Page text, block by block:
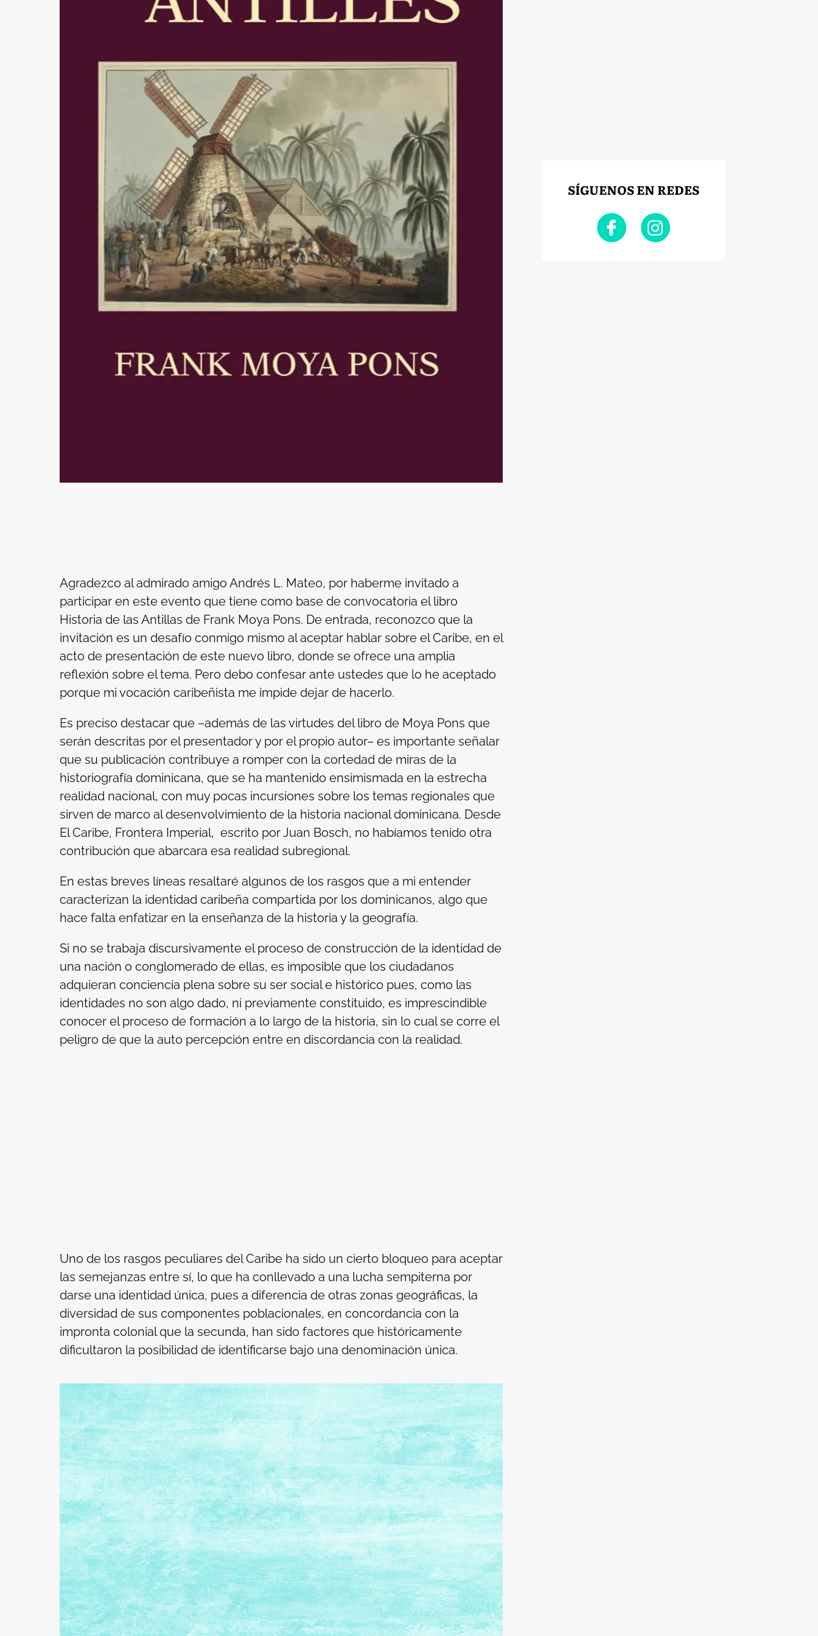
Agradezco al admirado amigo Andrés L. Mateo, por haberme invitado a
participar en este evento que tiene como base de convocatoria el libro
Historia de las Antillas de Frank Moya Pons. De entrada, reconozco que la
invitación es un desafío conmigo mismo al aceptar hablar sobre el Caribe, en el
acto de presentación de este nuevo libro, donde se ofrece una amplia
reflexión sobre el tema. Pero debo confesar ante ustedes que lo he aceptado
porque mi vocación caribeñista me impide dejar de hacerlo.
Es preciso destacar que –además de las virtudes del libro de Moya Pons que
serán descritas por el presentador y por el propio autor– es importante señalar
que su publicación contribuye a romper con la cortedad de miras de la
historiografía dominicana, que se ha mantenido ensimismada en la estrecha
realidad nacional, con muy pocas incursiones sobre los temas regionales que
sirven de marco al desenvolvimiento de la historia nacional dominicana. Desde
El Caribe, Frontera Imperial, escrito por Juan Bosch, no habíamos tenido otra
contribución que abarcara esa realidad subregional.
En estas breves líneas resaltaré algunos de los rasgos que a mi entender
caracterizan la identidad caribeña compartida por los dominicanos, algo que
hace falta enfatizar en la enseñanza de la historia y la geografía.
Si no se trabaja discursivamente el proceso de construcción de la identidad de
una nación o conglomerado de ellas, es imposible que los ciudadanos
adquieran conciencia plena sobre su ser social e histórico pues, como las
identidades no son algo dado, ni previamente constituido, es imprescindible
conocer el proceso de formación a lo largo de la historia, sin lo cual se corre el
peligro de que la auto percepción entre en discordancia con la realidad.
Uno de los rasgos peculiares del Caribe ha sido un cierto bloqueo para aceptar
las semejanzas entre sí, lo que ha conllevado a una lucha sempiterna por
darse una identidad única, pues a diferencia de otras zonas geográficas, la
diversidad de sus componentes poblacionales, en concordancia con la
impronta colonial que la secunda, han sido factores que históricamente
dificultaron la posibilidad de identificarse bajo una denominación única.
SÍGUENOS EN REDES